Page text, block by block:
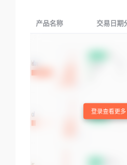
产品名称 交易日期
登录查看更多